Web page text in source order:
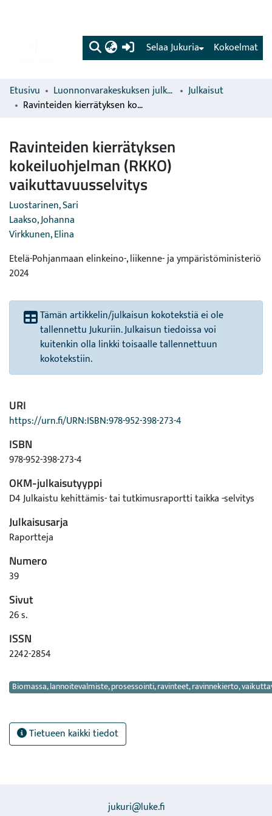
(current) Kokoelmat
Selaa Jukuria
Etusivu Luonnonvarakeskuksen julkaisut
Julkaisut
Ravinteiden kierrätyksen kokeiluohjelman (RKKO) vaikuttavuusselvitys
Ravinteiden kierrätyksen
kokeiluohjelman (RKKO)
vaikuttavuusselvitys
Luostarinen, Sari
Laakso, Johanna
Virkkunen, Elina
Etelä-Pohjanmaan elinkeino-, liikenne- ja ympäristöministeriö
2024
Tämän artikkelin/julkaisun kokotekstiä ei ole
tallennettu Jukuriin. Julkaisun tiedoissa voi
kuitenkin olla linkki toisaalle tallennettuun
kokotekstiin.
URI
https://urn.fi/URN:ISBN:978-952-398-273-4
ISBN
978-952-398-273-4
OKM-julkaisutyyppi
D4 Julkaistu kehittämis- tai tutkimusraportti taikka -selvitys
Julkaisusarja
Raportteja
Numero
39
Sivut
26 s.
ISSN
2242-2854
Avainsanat
Biomassa, lannoitevalmiste, prosessointi, ravinteet, ravinnekierto,
Tietueen kaikki tiedot
jukuri@luke.fi